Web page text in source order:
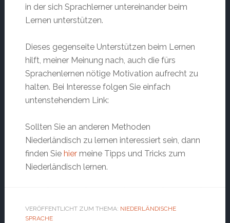
in der sich Sprachlerner untereinander beim
Lernen unterstützen.
Dieses gegenseite Unterstützen beim Lernen
hilft, meiner Meinung nach, auch die fürs
Sprachenlernen nötige Motivation aufrecht zu
halten. Bei Interesse folgen Sie einfach
untenstehendem Link:
Sollten Sie an anderen Methoden
Niederländisch zu lernen interessiert sein, dann
finden Sie hier meine Tipps und Tricks zum
Niederländisch lernen.
VERÖFFENTLICHT ZUM THEMA: NIEDERLÄNDISCHE
SPRACHE